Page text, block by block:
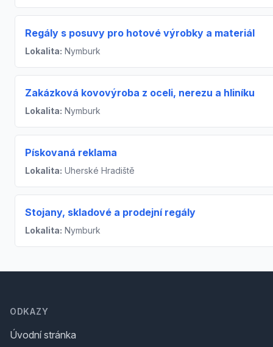
Regály s posuvy pro hotové výrobky a materiál
Lokalita: Nymburk
Zakázková kovovýroba z oceli, nerezu a hliníku
Lokalita: Nymburk
Pískovaná reklama
Lokalita: Uherské Hradiště
Stojany, skladové a prodejní regály
Lokalita: Nymburk
ODKAZY
Úvodní stránka